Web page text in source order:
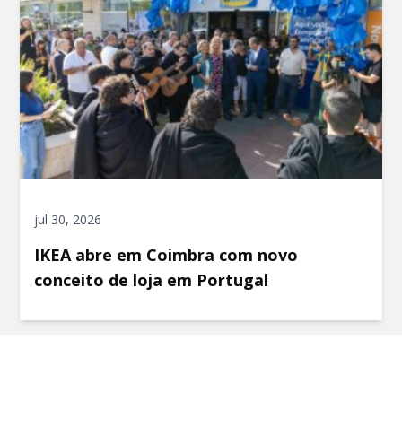
jul 30, 2026
IKEA abre em Coimbra com novo
conceito de loja em Portugal